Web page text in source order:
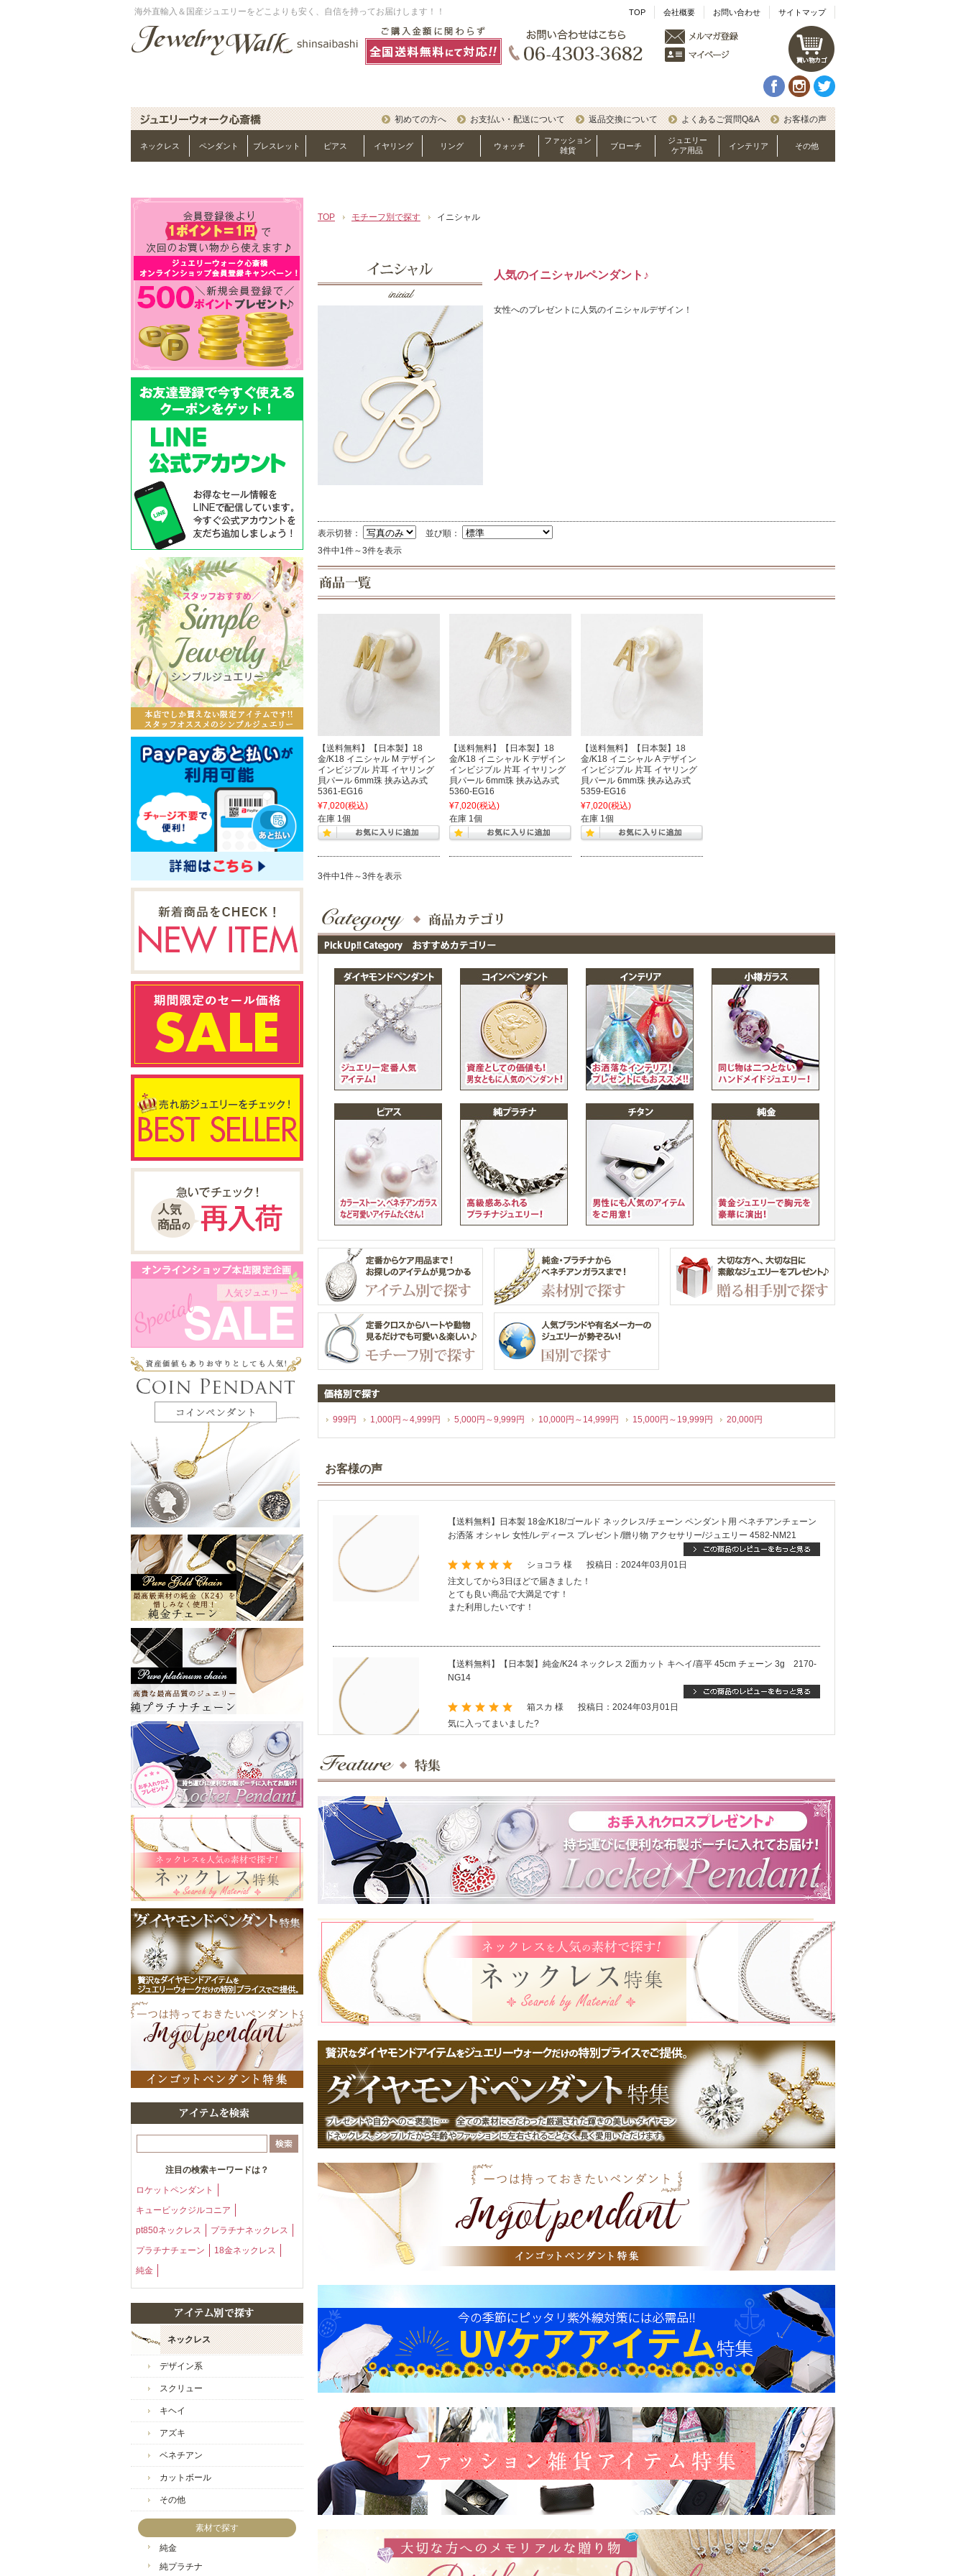
TOP 会社概要 お問い合わせ サイトマップ
海外直輸入＆国産ジュエリーをどこよりも安く、自信を持ってお届けします！！
初めての方へ お支払い・配送について 返品交換について よくあるご質問Q&A お客様の声
ネックレス ペンダント ブレスレット ピアス イヤリング リング ウォッチ
ファッション
雑貨
ブローチ
ジュエリー
ケア用品
インテリア その他
TOP モチーフ別で探す イニシャル
人気のイニシャルペンダント♪
女性へのプレゼントに人気のイニシャルデザイン！
表示切替：
並び順：
3件中1件～3件を表示
【送料無料】【日本製】18
金/K18 イニシャル M デザイン
インビジブル 片耳 イヤリング
貝パール 6mm珠 挟み込み式
5361-EG16
¥7,020(税込)
在庫 1個
【送料無料】【日本製】18
金/K18 イニシャル K デザイン
インビジブル 片耳 イヤリング
貝パール 6mm珠 挟み込み式
5360-EG16
¥7,020(税込)
在庫 1個
【送料無料】【日本製】18
金/K18 イニシャル A デザイン
インビジブル 片耳 イヤリング
貝パール 6mm珠 挟み込み式
5359-EG16
¥7,020(税込)
在庫 1個
3件中1件～3件を表示
999円 1,000円～4,999円 5,000円～9,999円 10,000円～14,999円 15,000円～19,999円 20,000円
お客様の声
【送料無料】日本製 18金/K18/ゴールド ネックレス/チェーン ペンダント用 ベネチアンチェーン
お洒落 オシャレ 女性/レディース プレゼント/贈り物 アクセサリー/ジュエリー 4582-NM21
ショコラ 様
投稿日：2024年03月01日
注文してから3日ほどで届きました！
とても良い商品で大満足です！
また利用したいです！
【送料無料】【日本製】純金/K24 ネックレス 2面カット キヘイ/喜平 45cm チェーン 3g 2170-
NG14
箱スカ 様
投稿日：2024年03月01日
気に入ってまいました?
【2月上旬お届け予定】【送料無料】【中折式留具】【Pt850刻印入り】プラチナ ブレスレット
キヘイ チェーン 18cm 5ｇ ダブル6面カット 喜平 1985-BP12
ひろひろ 様
投稿日：2024年02月09日
昨年妻にクリスマスプレゼントで購入しました。見た時すごく良かったので娘にと思いすぐ注文
しました。娘の誕生日付近がお届け時期というのもあったのでタイミング良かったです。来週誕
生日なのでその時は喜ぶ顔が浮かんできます。今回も大変良い取引をさせていただきありがとう
ございました。今後もよろしくお願いいたします。
お店からのコメント
ひろひろ様
いつも当店をご愛好いただき誠にありがとうございます。
レビューのご投稿も感謝申し上げます。
大切なお嬢様へのプレゼントへも当店の商品をお選びいただき
重ねてお礼申し上げます。誠にありがとうございます。
お嬢様が喜んでくださることを私共も願っております。
また、奥様とお嬢様がお揃いで身に着けてくださる姿が楽しみでございます。
新商品も多数ご用意しておりますので、
ひろひろ様のまたのご利用スタッフ一同心よりお待ちしております。
ジュエリーウォーク心斎橋
【送料無料】【日本製】プラチナ/Pt900/Pt850 ダイヤモンド/ダイヤ 0.22ct ペンダント/ネックレ
ス 馬蹄/バテイ/馬/ホースシュー アクセサリー 4162-TK19
イクイノックスの引退式を見て、ホースシューのネックレスが欲しいと言い出した妻への誕生日
プレゼントです。
サイズ感もよく、さすがのプラチナ&ダイヤの輝きで、大層気に入ったようです。
プレゼント用の包装も立派で発送も迅速でした。
ありがとうございました。
ヒロ様
いつも当店をご愛好いただき誠にありがとうございます。
レビューのご投稿も感謝申し上げます。
大切な記念日の贈り物を
当店でお選びいただき、誠にありがとうございます。
スタッフ一同大変嬉しい気持ちでいっぱいでございます。
包装・発送に関しましても評価していただき
ありがとうございます。
注目の検索キーワードは？
ロケットペンダント
キュービックジルコニア
pt850ネックレス
プラチナネックレス
プラチナチェーン
18金ネックレス
純金
ネックレス
デザイン系
スクリュー
キヘイ
アズキ
ベネチアン
カットボール
その他
素材で探す
純金
純プラチナ